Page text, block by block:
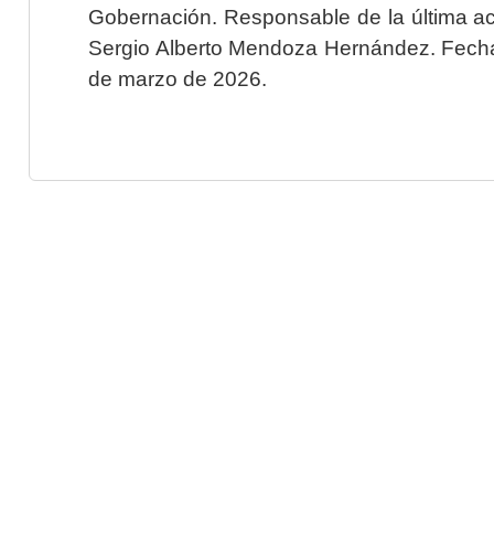
Gobernación. Responsable de la última
Sergio Alberto Mendoza Hernández.
de marzo de 2026.